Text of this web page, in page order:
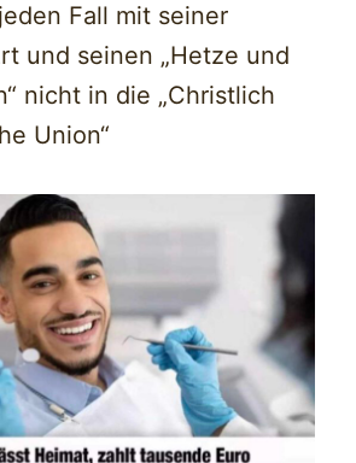
Fall mit seiner
und seinen „Hetze und
nicht in die „Christlich
Union“